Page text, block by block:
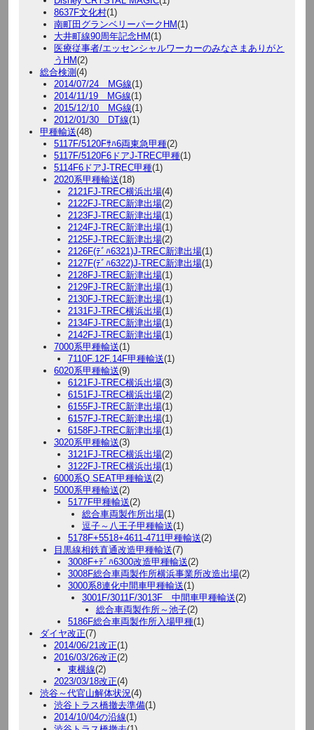
8637F文化村(1)
南町田グランベリーパークHM(1)
大井町線90周年記念HM(1)
医療従事者/エッセンシャルワーカーのみなさまありがと
うHM(2)
総合検測 (4)
2014/07/24 MG線(1)
2014/11/19 MG線(1)
2015/12/10 MG線(1)
2012/01/30 DT線(1)
甲種輸送(48)
5117F/5120Fｻﾊ6両東急甲種(2)
5117F/5120F6ドアJ-TREC甲種(1)
5114F6ドアJ-TREC甲種(1)
2020系甲種輸送(18)
2121FJ-TREC横浜出場(4)
2122FJ-TREC新津出場(2)
2123FJ-TREC新津出場(1)
2124FJ-TREC新津出場(1)
2125FJ-TREC新津出場(2)
2126F(ﾃﾞﾊ6321)J-TREC新津出場(1)
2127F(ﾃﾞﾊ6322)J-TREC新津出場(1)
2128FJ-TREC新津出場(1)
2129FJ-TREC新津出場(1)
2130FJ-TREC新津出場(1)
2131FJ-TREC横浜出場(1)
2134FJ-TREC新津出場(1)
2142FJ-TREC新津出場(1)
7000系甲種輸送(1)
7110F.12F.14F甲種輸送(1)
6020系甲種輸送(9)
6121FJ-TREC横浜出場(3)
6151FJ-TREC横浜出場(2)
6155FJ-TREC新津出場(1)
6157FJ-TREC新津出場(1)
6158FJ-TREC新津出場(1)
3020系甲種輸送(3)
3121FJ-TREC横浜出場(2)
3122FJ-TREC横浜出場(1)
6000系Q SEAT甲種輸送(2)
5000系甲種輸送(2)
5177F甲種輸送(2)
総合車両製作所出場(1)
逗子～八王子甲種輸送(1)
5178F+5518+4611-4711甲種輸送(2)
目黒線相鉄直通改造甲種輸送(7)
3008F+ﾃﾞﾊ6300改造甲種輸送(2)
3008F総合車両製作所横浜事業所改造出場(2)
3000系8連化中間車甲種輸送(1)
3001F/3011F/3013F 中間車甲種輸送(2)
総合車両製作所～池子(2)
5186F総合車両製作所入場甲種(1)
ダイヤ改正(7)
2014/06/21改正(1)
2016/03/26改正(2)
東横線(2)
2023/03/18改正(4)
渋谷～代官山解体状況(4)
渋谷トラス橋撤去準備(1)
2014/10/04の沿線(1)